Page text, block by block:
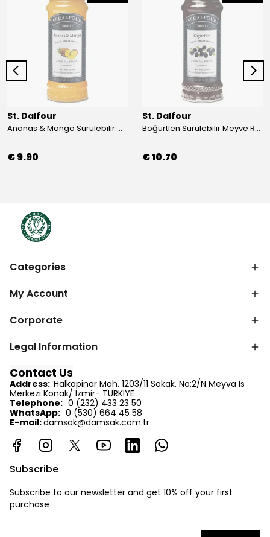
St. Dalfour
Ananas & Mango Sürülebilir Meyve Reçeli 284 gr.
€ 9.90
St. Dalfour
Böğürtlen Sürülebilir Meyve Reçeli 284 gr.
€ 10.70
Categories
My Account
Corporate
Legal Information
Contact Us
Address: Halkapinar Mah. 1203/11 Sokak. No:2/N Meyva Is
Merkezi Konak/ Izmir- TURKIYE
Telephone: 0 (232) 433 23 50
WhatsApp: 0 (530) 664 45 58
E-mail:damsak@damsak.com.tr
Subscribe
Subscribe to our newsletter and get 10% off your first
purchase